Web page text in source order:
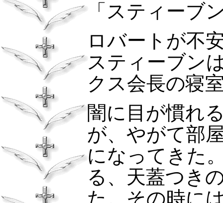
「スティーブ
ロバートが不
スティーブン
クス会長の寝
闇に目が慣れ
が、やがて部
になってきた
る、天蓋つき
た。その時に